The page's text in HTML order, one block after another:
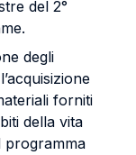
del 2°
degli
forniti
della vita
programma